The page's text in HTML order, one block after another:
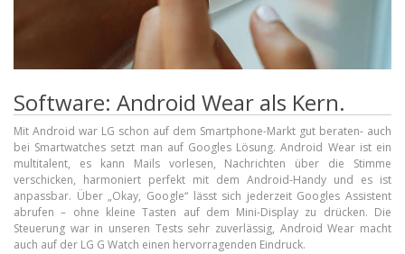
Software: Android Wear als Kern.
Mit Android war LG schon auf dem Smartphone-Markt gut beraten- auch
bei Smartwatches setzt man auf Googles Lösung. Android Wear ist ein
multitalent, es kann Mails vorlesen, Nachrichten über die Stimme
verschicken, harmoniert perfekt mit dem Android-Handy und es ist
anpassbar. Über „Okay, Google“ lässt sich jederzeit Googles Assistent
abrufen – ohne kleine Tasten auf dem Mini-Display zu drücken. Die
Steuerung war in unseren Tests sehr zuverlässig, Android Wear macht
auch auf der LG G Watch einen hervorragenden Eindruck.